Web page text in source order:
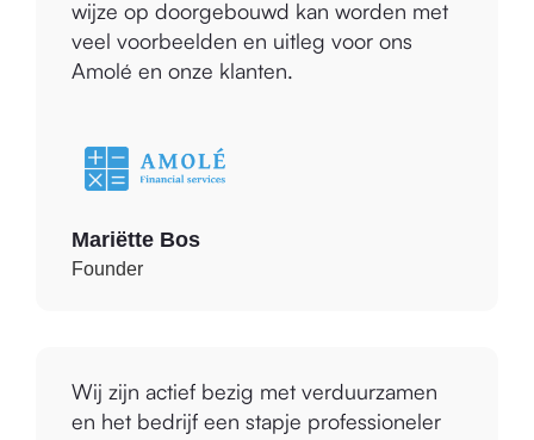
veel voorbeelden en uitleg voor ons
Amolé en onze klanten.
Founder
en het bedrijf een stapje professioneler
krijgen. Dit is een goede tool om ons